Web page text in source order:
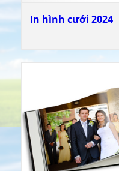
In hình cưới 2024